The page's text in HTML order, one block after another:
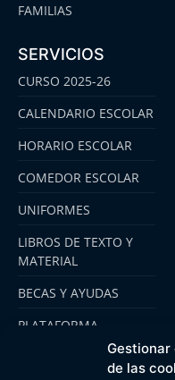
de las
FAMILIAS
SERVICIOS
CURSO 2025-26
CALENDARIO ESCOLAR
HORARIO ESCOLAR
COMEDOR ESCOLAR
UNIFORMES
LIBROS DE TEXTO Y
MATERIAL
BECAS Y AYUDAS
PLATAFORMA
EMOOTI COLEGIOS